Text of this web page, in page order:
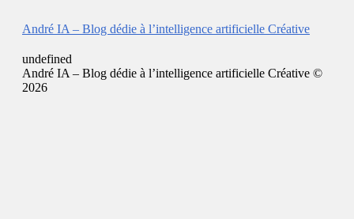
André IA – Blog dédie à l’intelligence artificielle Créative
undefined
André IA – Blog dédie à l’intelligence artificielle Créative ©
2026